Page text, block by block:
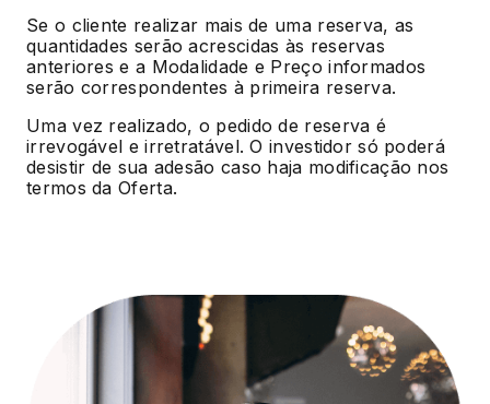
Se o cliente realizar mais de uma reserva, as
quantidades serão acrescidas às reservas
anteriores e a Modalidade e Preço informados
serão correspondentes à primeira reserva.
Uma vez realizado, o pedido de reserva é
irrevogável e irretratável. O investidor só poderá
desistir de sua adesão caso haja modificação nos
termos da Oferta.